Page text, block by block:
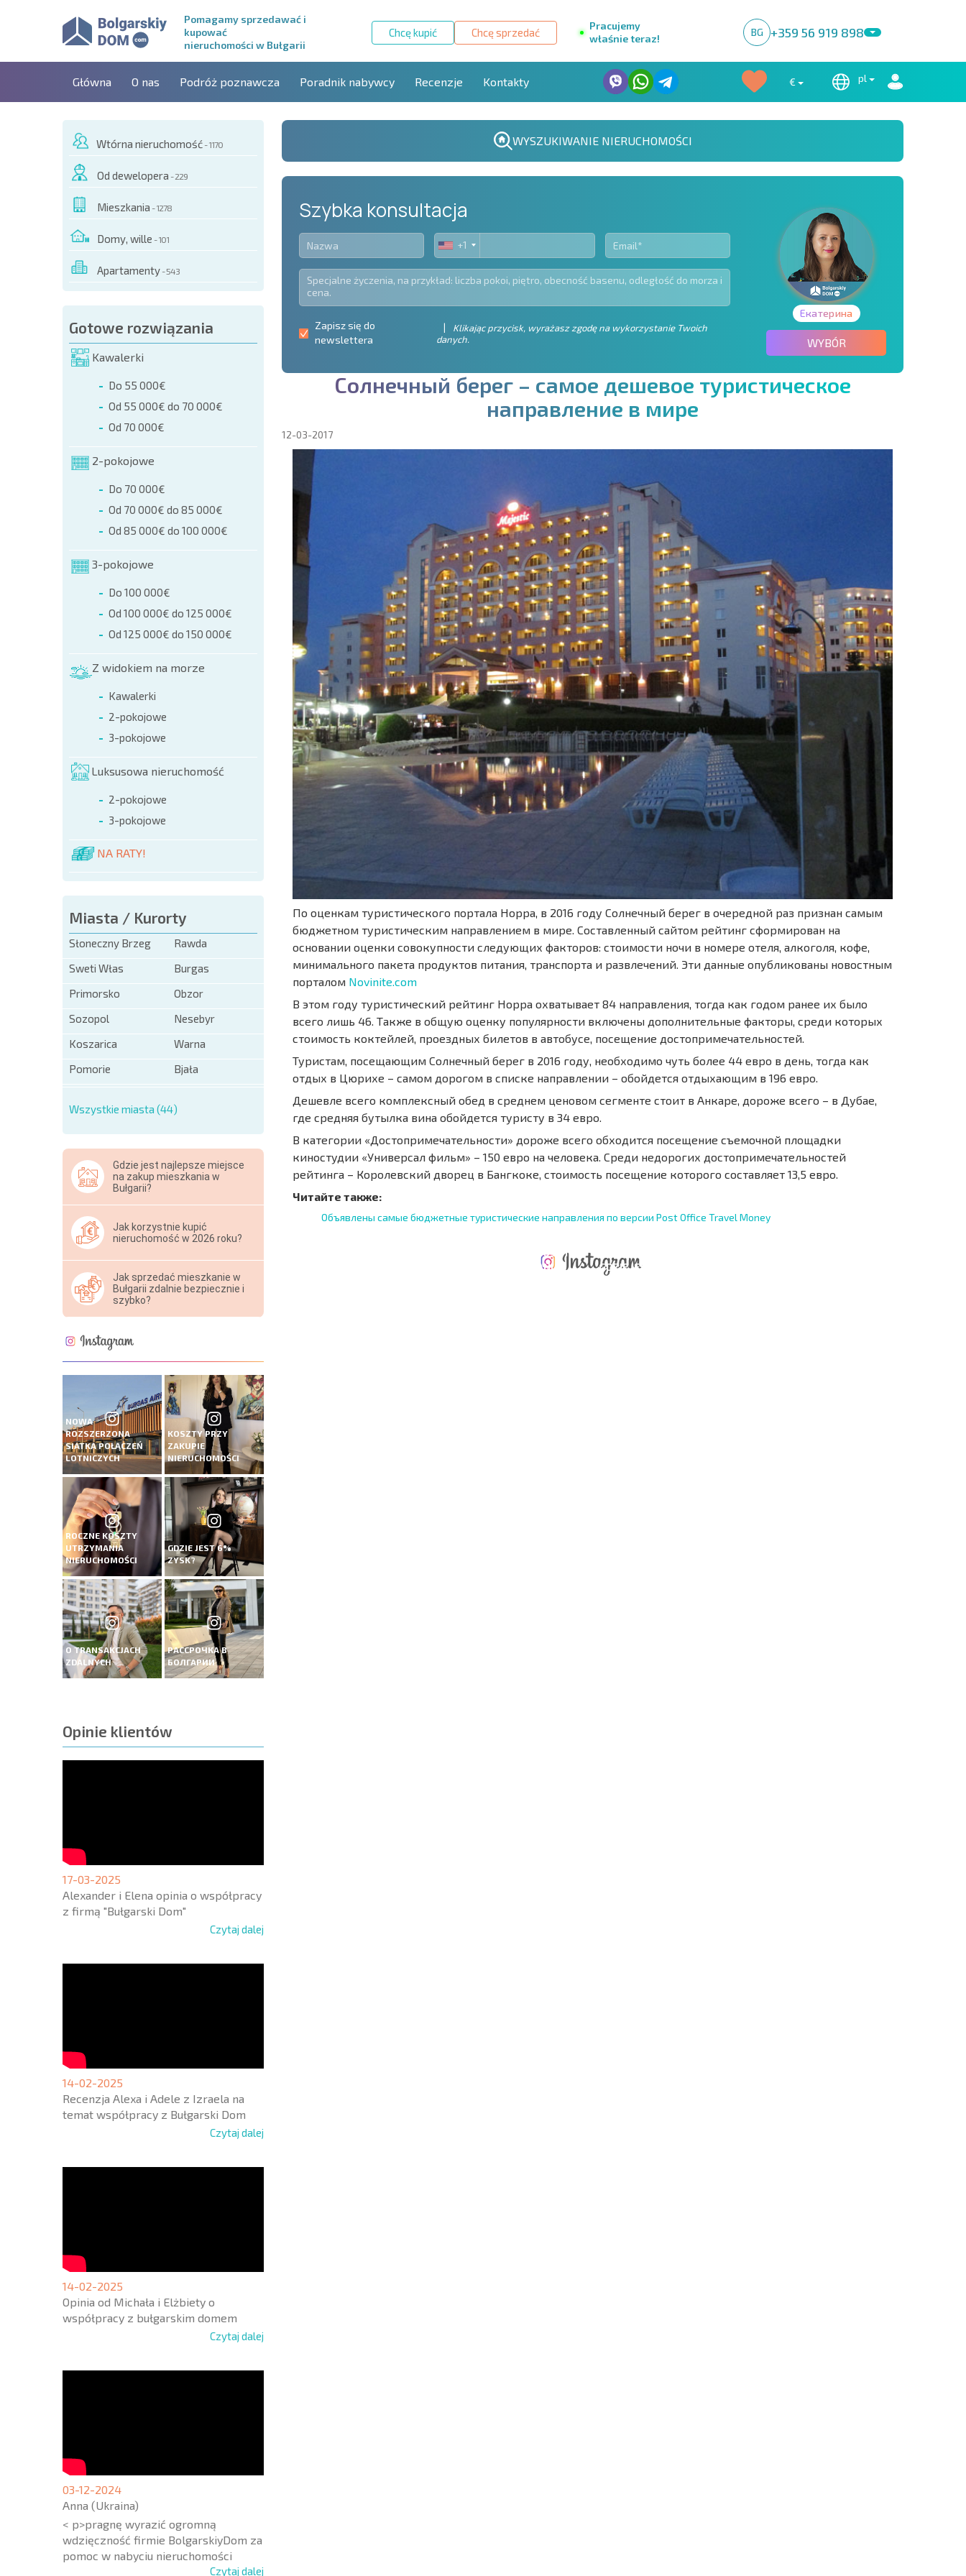
Pomagamy sprzedawać i
kupować
nieruchomości w Bułgarii
Chcę kupić Chcę sprzedać
Pracujemy
właśnie teraz!
BG +359 56 919 898
Główna O nas Podróż poznawcza Poradnik nabywcy Recenzje Kontakty € pl
Wtórna nieruchomość - 1170
Od dewelopera - 229
Mieszkania - 1278
Domy, wille - 101
Apartamenty - 543
Gotowe rozwiązania
Kawalerki
Do 55 000€
Od 55 000€ do 70 000€
Od 70 000€
2-pokojowe
Do 70 000€
Od 70 000€ do 85 000€
Od 85 000€ do 100 000€
3-pokojowe
Do 100 000€
Od 100 000€ do 125 000€
Od 125 000€ do 150 000€
Z widokiem na morze
Kawalerki
2-pokojowe
3-pokojowe
Luksusowa nieruchomość
2-pokojowe
3-pokojowe
NA RATY!
Miasta / Kurorty
Słoneczny Brzeg
Rawda
Sweti Włas
Burgas
Primorsko
Obzor
Sozopol
Nesebyr
Koszarica
Warna
Pomorie
Bjała
Wszystkie miasta (44)
Gdzie jest najlepsze miejsce
na zakup mieszkania w
Bułgarii?
Jak korzystnie kupić
nieruchomość w 2026 roku?
Jak sprzedać mieszkanie w
Bułgarii zdalnie bezpiecznie i
szybko?
NOWA
ROZSZERZONA
SIATKA POŁĄCZEŃ
LOTNICZYCH
KOSZTY PRZY
ZAKUPIE
NIERUCHOMOŚCI
ROCZNE KOSZTY
UTRZYMANIA
NIERUCHOMOŚCI
GDZIE JEST 6%
ZYSK?
O TRANSAKCJACH
ZDALNYCH
РАССРОЧКА В
БОЛГАРИИ
Opinie klientów
17-03-2025
Alexander i Elena opinia o współpracy
z firmą "Bułgarski Dom"
Czytaj dalej
14-02-2025
Recenzja Alexa i Adele z Izraela na
temat współpracy z Bułgarski Dom
Czytaj dalej
14-02-2025
Opinia od Michała i Elżbiety o
współpracy z bułgarskim domem
Czytaj dalej
03-12-2024
Anna (Ukraina)
< p>pragnę wyrazić ogromną
wdzięczność firmie BolgarskiyDom za
pomoc w nabyciu nieruchomości
Czytaj dalej
WYSZUKIWANIE NIERUCHOMOŚCI
Szybka konsultacja
United
+1
+1
Zapisz się do
newslettera
Klikając przycisk, wyrażasz zgodę na wykorzystanie Twoich
danych.
Екатерина
WYBÓR
Солнечный берег – самое дешевое туристическое
направление в мире
12-03-2017
По оценкам туристического портала Норра, в 2016 году Солнечный берег в очередной раз признан самым
бюджетном туристическим направлением в мире. Составленный сайтом рейтинг сформирован на
основании оценки совокупности следующих факторов: стоимости ночи в номере отеля, алкоголя, кофе,
минимального пакета продуктов питания, транспорта и развлечений. Эти данные опубликованы новостным
порталом Novinite.com
В этом году туристический рейтинг Норра охватывает 84 направления, тогда как годом ранее их было
всего лишь 46. Также в общую оценку популярности включены дополнительные факторы, среди которых
стоимость коктейлей, проездных билетов в автобусе, посещение достопримечательностей.
Туристам, посещающим Солнечный берег в 2016 году, необходимо чуть более 44 евро в день, тогда как
отдых в Цюрихе – самом дорогом в списке направлении – обойдется отдыхающим в 196 евро.
Дешевле всего комплексный обед в среднем ценовом сегменте стоит в Анкаре, дороже всего – в Дубае,
где средняя бутылка вина обойдется туристу в 34 евро.
В категории «Достопримечательности» дороже всего обходится посещение съемочной площадки
киностудии «Универсал фильм» – 150 евро на человека. Среди недорогих достопримечательностей
рейтинга – Королевский дворец в Бангкоке, стоимость посещение которого составляет 13,5 евро.
Читайте также:
Объявлены самые бюджетные туристические направления по версии Post Office Travel Money
ROCZNE KOSZTY
UTRZYMANIA
GDZIE JEST 6%